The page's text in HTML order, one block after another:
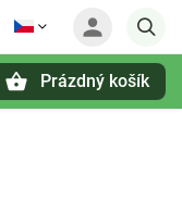
Prázdný košík